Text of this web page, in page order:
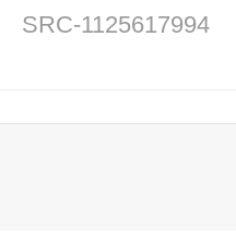
SRC-1125617994